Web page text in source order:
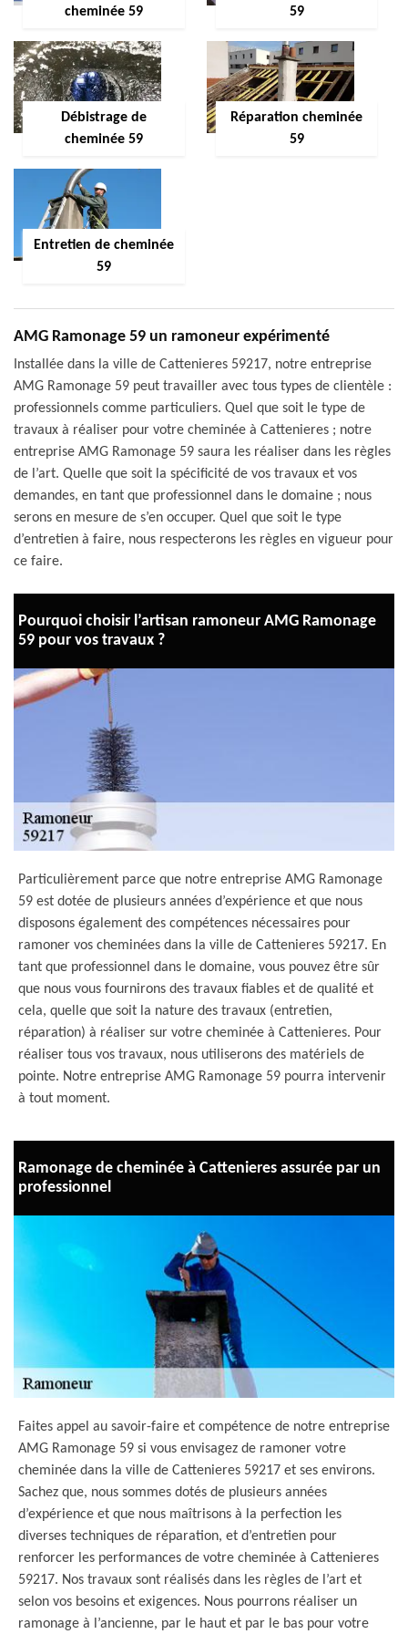
cheminée 59 59
Débistrage de
cheminée 59
Réparation cheminée
59
Entretien de cheminée
59
AMG Ramonage 59 un ramoneur expérimenté
Installée dans la ville de Cattenieres 59217, notre entreprise
AMG Ramonage 59 peut travailler avec tous types de clientèle :
professionnels comme particuliers. Quel que soit le type de
travaux à réaliser pour votre cheminée à Cattenieres ; notre
entreprise AMG Ramonage 59 saura les réaliser dans les règles
de l’art. Quelle que soit la spécificité de vos travaux et vos
demandes, en tant que professionnel dans le domaine ; nous
serons en mesure de s’en occuper. Quel que soit le type
d’entretien à faire, nous respecterons les règles en vigueur pour
ce faire.
Pourquoi choisir l’artisan ramoneur AMG Ramonage
59 pour vos travaux ?
Particulièrement parce que notre entreprise AMG Ramonage
59 est dotée de plusieurs années d’expérience et que nous
disposons également des compétences nécessaires pour
ramoner vos cheminées dans la ville de Cattenieres 59217. En
tant que professionnel dans le domaine, vous pouvez être sûr
que nous vous fournirons des travaux fiables et de qualité et
cela, quelle que soit la nature des travaux (entretien,
réparation) à réaliser sur votre cheminée à Cattenieres. Pour
réaliser tous vos travaux, nous utiliserons des matériels de
pointe. Notre entreprise AMG Ramonage 59 pourra intervenir
à tout moment.
Ramonage de cheminée à Cattenieres assurée par un
professionnel
Faites appel au savoir-faire et compétence de notre entreprise
AMG Ramonage 59 si vous envisagez de ramoner votre
cheminée dans la ville de Cattenieres 59217 et ses environs.
Sachez que, nous sommes dotés de plusieurs années
d’expérience et que nous maîtrisons à la perfection les
diverses techniques de réparation, et d’entretien pour
renforcer les performances de votre cheminée à Cattenieres
59217. Nos travaux sont réalisés dans les règles de l’art et
selon vos besoins et exigences. Nous pourrons réaliser un
ramonage à l’ancienne, par le haut et par le bas pour votre